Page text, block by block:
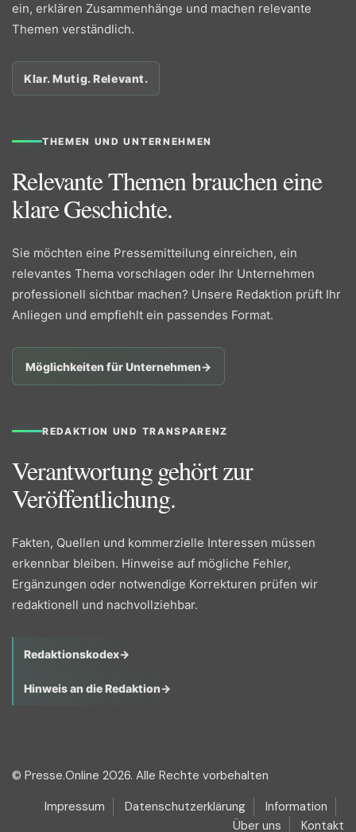
ein, erklären Zusammenhänge und machen relevante
Themen verständlich.
Klar. Mutig. Relevant.
THEMEN UND UNTERNEHMEN
Relevante Themen brauchen eine
klare Geschichte.
Sie möchten eine Pressemitteilung einreichen, ein
relevantes Thema vorschlagen oder Ihr Unternehmen
professionell sichtbar machen? Unsere Redaktion prüft Ihr
Anliegen und empfiehlt ein passendes Format.
Möglichkeiten für Unternehmen→
REDAKTION UND TRANSPARENZ
Verantwortung gehört zur
Veröffentlichung.
Fakten, Quellen und kommerzielle Interessen müssen
erkennbar bleiben. Hinweise auf mögliche Fehler,
Ergänzungen oder notwendige Korrekturen prüfen wir
redaktionell und nachvollziehbar.
Redaktionskodex→
Hinweis an die Redaktion→
© Presse.Online 2026. Alle Rechte vorbehalten
Impressum
Datenschutzerklärung
Information
Über uns
Kontakt